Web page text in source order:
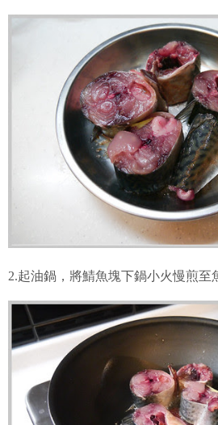
2.起油鍋，將鯖魚塊下鍋小火慢煎至